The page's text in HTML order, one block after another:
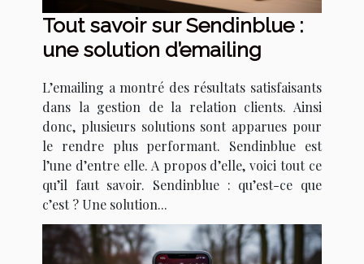
Tout savoir sur Sendinblue :
une solution d’emailing
L’emailing a montré des résultats satisfaisants
dans la gestion de la relation clients. Ainsi
donc, plusieurs solutions sont apparues pour
le rendre plus performant. Sendinblue est
l’une d’entre elle. A propos d’elle, voici tout ce
qu’il faut savoir. Sendinblue : qu’est-ce que
c’est ? Une solution...